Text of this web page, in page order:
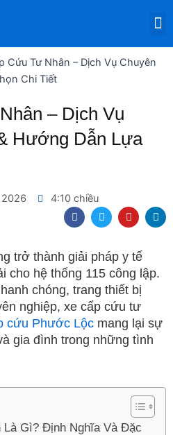
Cứu Tư Nhân – Dịch Vụ Chuyên
Chi Tiết
– Dịch Vụ
Hướng Dẫn Lựa
4:10 chiều
F
a
c
b
o
o
k
T
w
i
t
e
r
Y
o
u
u
b
e
L
i
n
i
trở thành giải pháp y tế
cho hệ thống 115 công lập.
chóng, trang thiết bị
nghiệp, xe cấp cứu tư
cứu Phước Lộc mang lại sự
gia đình trong những tình
Là Gì? Định Nghĩa Và Đặc